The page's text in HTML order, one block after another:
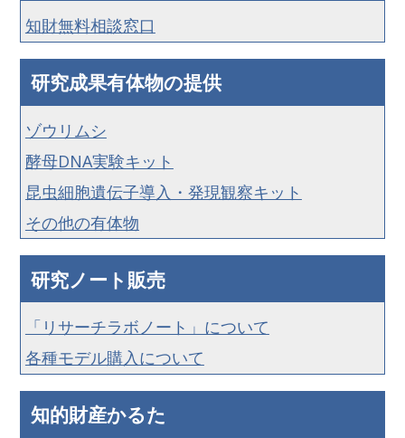
知財無料相談窓口
研究成果有体物の提供
ゾウリムシ
酵母DNA実験キット
昆虫細胞遺伝子導入・発現観察キット
その他の有体物
研究ノート販売
「リサーチラボノート」について
各種モデル購入について
知的財産かるた